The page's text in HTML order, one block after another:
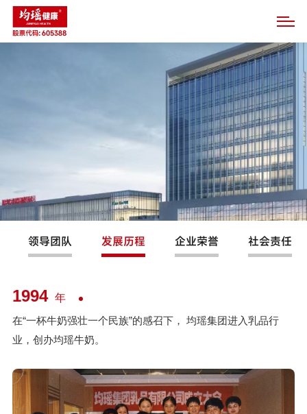
领导团队 发展历程 企业荣誉 社会责任
1994 年
在“一杯牛奶强壮一个民族”的感召下， 均瑶集团进入乳品行
业，创办均瑶牛奶。